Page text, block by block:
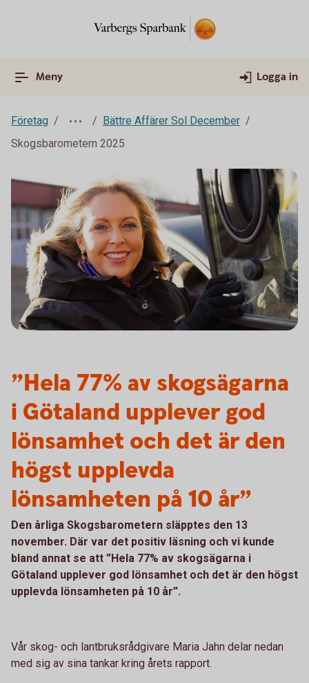
Meny Logga in
Företag
Bättre Affärer Sol December
Skogsbarometern 2025
”Hela 77% av skogsägarna
i Götaland upplever god
lönsamhet och det är den
högst upplevda
lönsamheten på 10 år”
Den årliga Skogsbarometern släpptes den 13
november. Där var det positiv läsning och vi kunde
bland annat se att ”Hela 77% av skogsägarna i
Götaland upplever god lönsamhet och det är den högst
upplevda lönsamheten på 10 år”.
Vår skog- och lantbruksrådgivare Maria Jahn delar nedan
med sig av sina tankar kring årets rapport.